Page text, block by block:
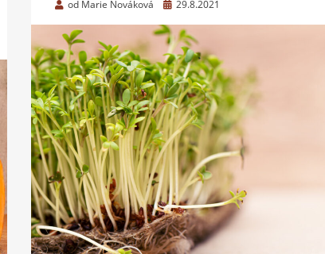
od Marie Nováková
Zveřejněno
29.8.2021